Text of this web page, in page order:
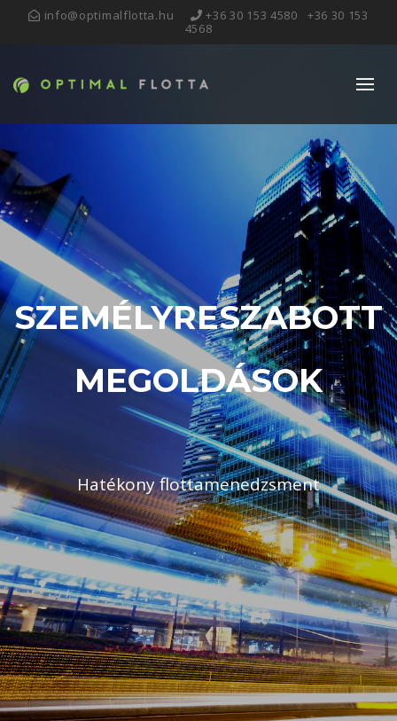
info@optimalflotta.hu +36 30 153 4580
+36 30 153
4568
SZEMÉLYRESZABOTT
MEGOLDÁSOK
Hatékony flottamenedzsment